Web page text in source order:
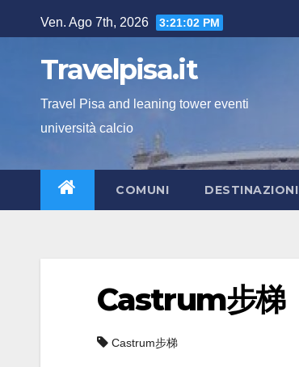
al
contenuto
Ven. Ago 7th, 2026 3:21:03 PM
Travelpisa.it
Travel Pisa and leaning tower eventi
università calcio
COMUNI DESTINAZIONI
Castrum步梯
Castrum步梯